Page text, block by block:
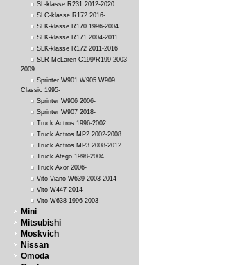
SL-klasse R231 2012-2020
SLC-klasse R172 2016-
SLK-klasse R170 1996-2004
SLK-klasse R171 2004-2011
SLK-klasse R172 2011-2016
SLR McLaren C199/R199 2003-
2009
Sprinter W901 W905 W909
Classic 1995-
Sprinter W906 2006-
Sprinter W907 2018-
Truck Actros 1996-2002
Truck Actros MP2 2002-2008
Truck Actros MP3 2008-2012
Truck Atego 1998-2004
Truck Axor 2006-
Vito Viano W639 2003-2014
Vito W447 2014-
Vito W638 1996-2003
Mini
Mitsubishi
Moskvich
Nissan
Omoda